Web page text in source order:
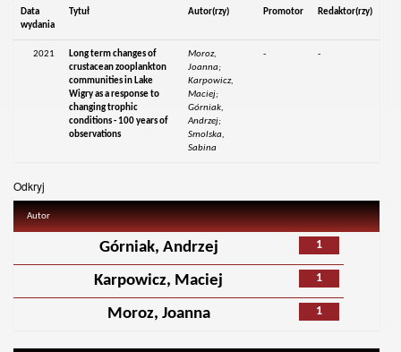
Data
wydania
Tytuł Autor(rzy) Promotor Redaktor(rzy)
2021
Long term changes of
crustacean zooplankton
communities in Lake
Wigry as a response to
changing trophic
conditions - 100 years of
observations
Moroz,
Joanna;
Karpowicz,
Maciej;
Górniak,
Andrzej;
Smolska,
Sabina
- -
Odkryj
Autor
1
Górniak, Andrzej
1
Karpowicz, Maciej
1
Moroz, Joanna